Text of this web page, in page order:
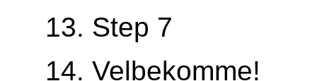
Step 7
Velbekomme!